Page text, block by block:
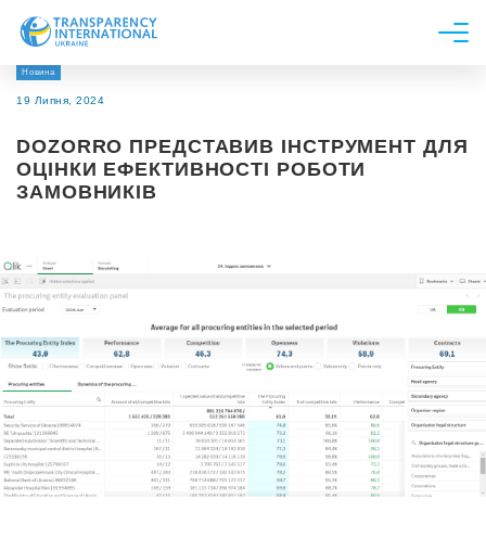
Про нас
Дослідження
Напрями роботи
Новина
19 Липня, 2024
DOZORRO ПРЕДСТАВИВ ІНСТРУМЕНТ ДЛЯ
ОЦІНКИ ЕФЕКТИВНОСТІ РОБОТИ
ЗАМОВНИКІВ